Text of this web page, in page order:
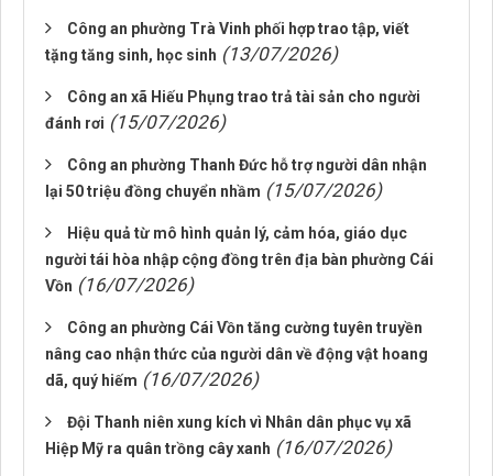
Công an phường Trà Vinh phối hợp trao tập, viết
tặng tăng sinh, học sinh (13/07/2026)
Công an xã Hiếu Phụng trao trả tài sản cho người
đánh rơi (15/07/2026)
Công an phường Thanh Đức hỗ trợ người dân nhận
lại 50 triệu đồng chuyển nhầm (15/07/2026)
Hiệu quả từ mô hình quản lý, cảm hóa, giáo dục
người tái hòa nhập cộng đồng trên địa bàn phường Cái
Vồn (16/07/2026)
Công an phường Cái Vồn tăng cường tuyên truyền
nâng cao nhận thức của người dân về động vật hoang
dã, quý hiếm (16/07/2026)
Đội Thanh niên xung kích vì Nhân dân phục vụ xã
Hiệp Mỹ ra quân trồng cây xanh (16/07/2026)